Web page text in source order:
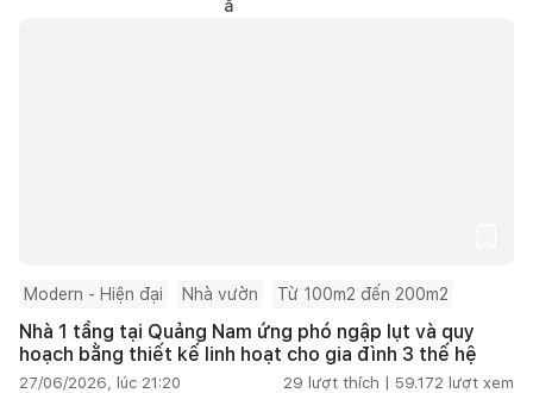
Modern - Hiện đại Nhà vườn Từ 100m2 đến 200m2
Nhà 1 tầng tại Quảng Nam ứng phó ngập lụt và quy
hoạch bằng thiết kế linh hoạt cho gia đình 3 thế hệ
27/06/2026, lúc 21:20 29 lượt thích | 59.172 lượt xem